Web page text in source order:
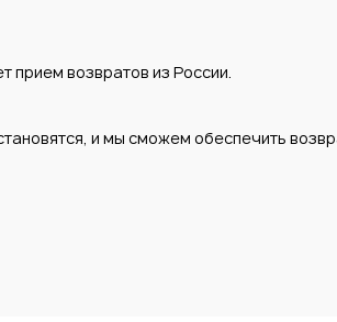
прием возвратов из России.
и мы сможем обеспечить